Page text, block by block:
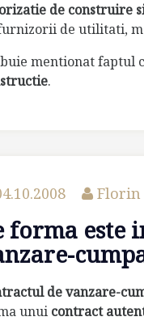
de construire
de utilitati,
mentionat faptul
.
Florin
forma este
de vanzare-
unui contract